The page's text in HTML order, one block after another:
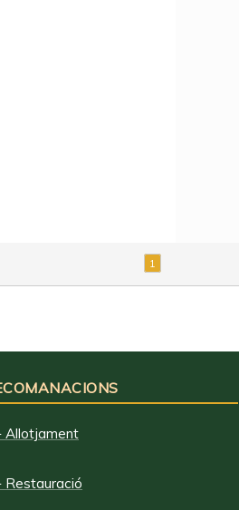
1
Allotjament
Restauració